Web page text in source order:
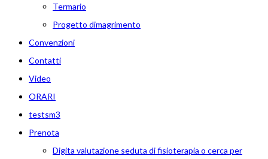
Termario
Progetto dimagrimento
Convenzioni
Contatti
Video
ORARI
testsm3
Prenota
Digita valutazione seduta di fisioterapia o cerca per